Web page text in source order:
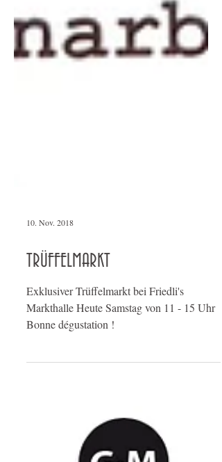
10. Nov. 2018
TRÜFFELMARKT
Exklusiver Trüffelmarkt bei Friedli's
Markthalle Heute Samstag von 11 - 15 Uhr